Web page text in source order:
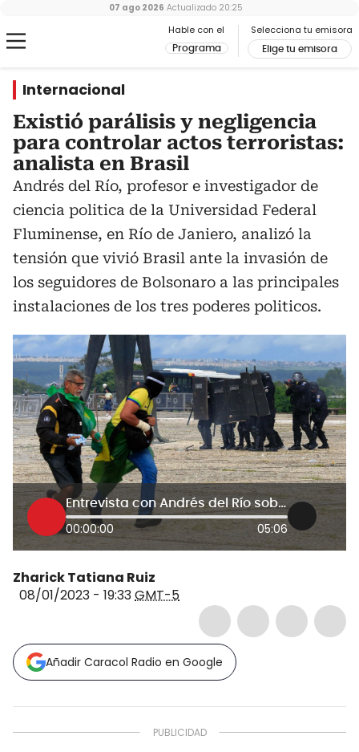
Hable con el
Programa
Selecciona tu emisora
Elige tu emisora
07 ago 2026 Actualizado 20:25
Internacional
Existió parálisis y negligencia
para controlar actos terroristas:
analista en Brasil
Andrés del Río, profesor e investigador de
ciencia politica de la Universidad Federal
Fluminense, en Río de Janiero, analizó la
tensión que vivió Brasil ante la invasión de
los seguidores de Bolsonaro a las principales
instalaciones de los tres poderes politicos.
Entrevista con Andrés del Río sobre la crisis en Brasil
00:00:00 05:06
Zharick Tatiana Ruiz
08/01/2023 - 19:33GMT-5
Añadir Caracol Radio en Google